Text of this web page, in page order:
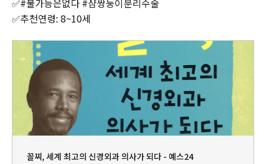
‌✅추천연령: 8~10세
꼴찌, 세계 최고의 신경외과 의사가 되다 - 예스24